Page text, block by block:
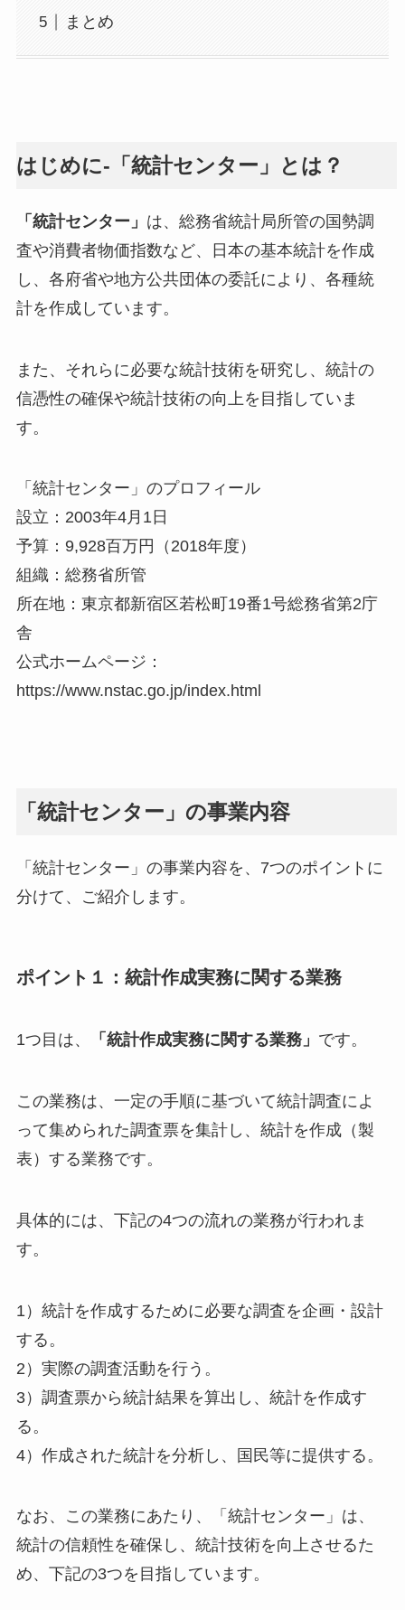
まとめ
はじめに-「統計センター」とは？
「統計センター」 は、総務省統計局所管の国勢調
査や消費者物価指数など、日本の基本統計を作成
し、各府省や地方公共団体の委託により、各種統
計を作成しています。
また、それらに必要な統計技術を研究し、統計の
信憑性の確保や統計技術の向上を目指していま
す。
「統計センター」のプロフィール
設立：2003年4月1日
予算：9,928百万円（2018年度）
組織：総務省所管
所在地：東京都新宿区若松町19番1号総務省第2庁
舎
公式ホームページ：
https://www.nstac.go.jp/index.html
「統計センター」の事業内容
「統計センター」の事業内容を、7つのポイントに
分けて、ご紹介します。
ポイント１：統計作成実務に関する業務
1つ目は、 「統計作成実務に関する業務」 です。
この業務は、一定の手順に基づいて統計調査によ
って集められた調査票を集計し、統計を作成（製
表）する業務です。
具体的には、下記の4つの流れの業務が行われま
す。
1）統計を作成するために必要な調査を企画・設計
する。
2）実際の調査活動を行う。
3）調査票から統計結果を算出し、統計を作成す
る。
4）作成された統計を分析し、国民等に提供する。
なお、この業務にあたり、「統計センター」は、
統計の信頼性を確保し、統計技術を向上させるた
め、下記の3つを目指しています。